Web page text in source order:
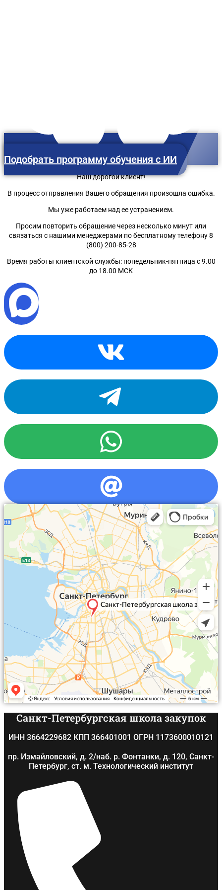
Санкт-Петербург
Подобрать программу обучения с ИИ
Наш дорогой клиент!
В процесс отправления Вашего обращения произошла ошибка.
Мы уже работаем над ее устранением.
Просим повторить обращение через несколько минут или
связаться с нашими менеджерами по бесплатному телефону 8
(800) 200-85-28
Время работы клиентской службы: понедельник-пятница с 9.00
до 18.00 МСК
Санкт-Петербургская школа закупок
ИНН 3664229682 КПП 366401001 ОГРН 1173600010121
пр. Измайловский, д. 2/наб. р. Фонтанки, д. 120, Санкт-
Петербург, ст. м. Технологический институт